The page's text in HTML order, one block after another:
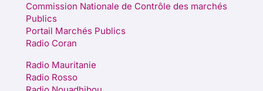
Commission Nationale de Contrôle des marchés
Publics
Portail Marchés Publics
Radio Coran
Radio Mauritanie
Radio Rosso